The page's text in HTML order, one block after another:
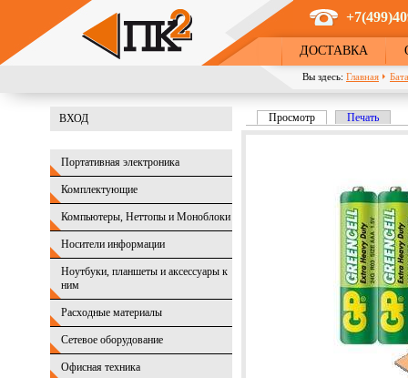
Перейти к основному содержанию
ДОСТАВКА
Вы здесь: Главная
ВХОД
Портативная электроника
Комплектующие
Компьютеры, Неттопы и Моноблоки
Носители информации
Ноутбуки, планшеты и аксессуары к
ним
Расходные материалы
Сетевое оборудование
Офисная техника
Главные вкладки
Просмотр (активная вкладка)
Печать